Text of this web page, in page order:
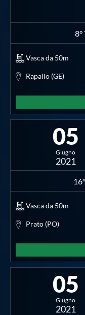
8°
Vasca da 50m
Rapallo (GE)
05
Giugno
2021
Vasca da 50m
Prato (PO)
05
Giugno
2021